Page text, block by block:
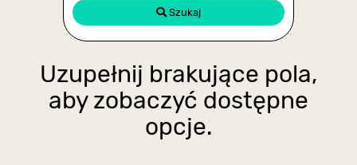
Szukaj
Uzupełnij brakujące pola,
aby zobaczyć dostępne
opcje.